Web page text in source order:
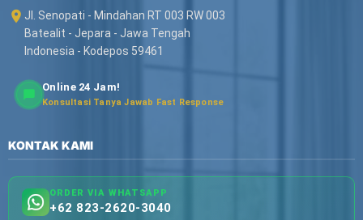
Jl. Senopati - Mindahan RT 003 RW 003
Batealit - Jepara - Jawa Tengah
Indonesia - Kodepos 59461
Online 24 Jam!
Konsultasi Tanya Jawab Fast Response
KONTAK KAMI
ORDER VIA WHATSAPP
+62 823-2620-3040